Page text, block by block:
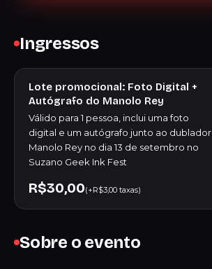
Sobre o evento
Ingressos
Lote promocional: Foto Digital +
Autógrafo do Manolo Rey
Válido para 1 pessoa, inclui uma foto
digital e um autógrafo junto ao dublador
Manolo Rey no dia 13 de setembro no
Suzano Geek Ink Fest
R$30,00(+R$3,00 taxas)